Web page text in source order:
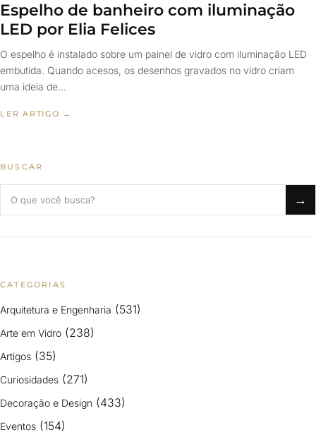
Espelho de banheiro com iluminação
LED por Elia Felices
O espelho é instalado sobre um painel de vidro com iluminação LED
embutida. Quando acesos, os desenhos gravados no vidro criam
uma ideia de…
LER ARTIGO →
BUSCAR
→
CATEGORIAS
Arquitetura e Engenharia (531)
Arte em Vidro (238)
Artigos (35)
Curiosidades (271)
Decoração e Design (433)
Eventos (154)